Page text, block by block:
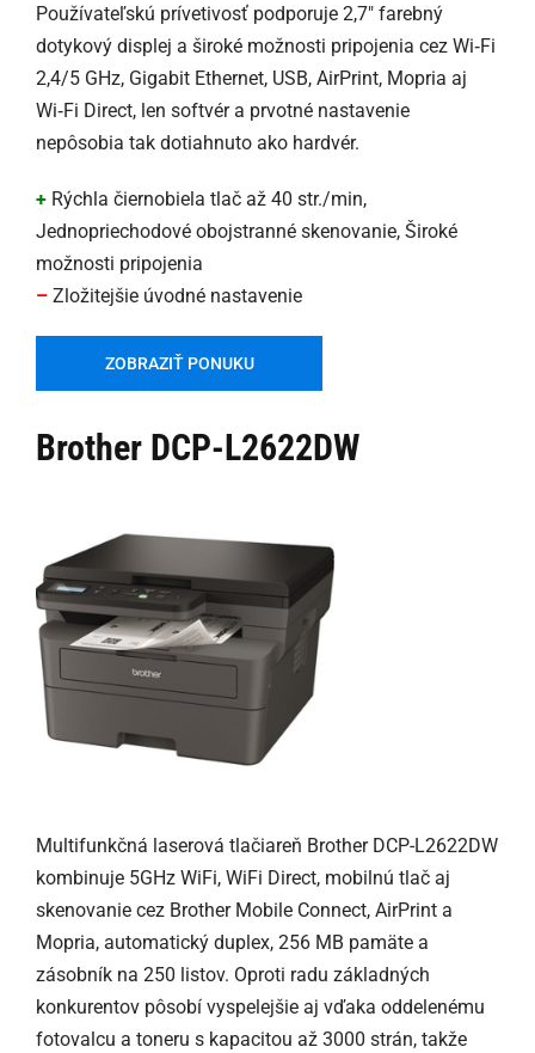
Používateľskú prívetivosť podporuje 2,7" farebný
dotykový displej a široké možnosti pripojenia cez Wi‑Fi
2,4/5 GHz, Gigabit Ethernet, USB, AirPrint, Mopria aj
Wi‑Fi Direct, len softvér a prvotné nastavenie
nepôsobia tak dotiahnuto ako hardvér.
+ Rýchla čiernobiela tlač až 40 str./min,
Jednopriechodové obojstranné skenovanie, Široké
možnosti pripojenia
– Zložitejšie úvodné nastavenie
ZOBRAZIŤ PONUKU
Brother DCP-L2622DW
Multifunkčná laserová tlačiareň Brother DCP-L2622DW
kombinuje 5GHz WiFi, WiFi Direct, mobilnú tlač aj
skenovanie cez Brother Mobile Connect, AirPrint a
Mopria, automatický duplex, 256 MB pamäte a
zásobník na 250 listov. Oproti radu základných
konkurentov pôsobí vyspelejšie aj vďaka oddelenému
fotovalcu a toneru s kapacitou až 3000 strán, takže